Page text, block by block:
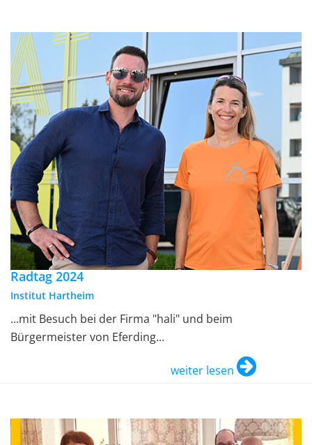
Radtag 2024
Institut Hartheim
...mit Besuch bei der Firma "hali" und beim
Bürgermeister von Eferding...
weiter lesen